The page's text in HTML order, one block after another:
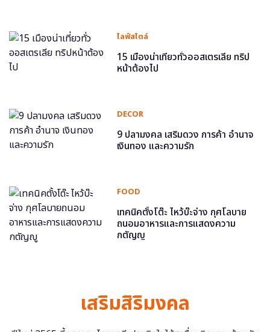
ไลฟ์สไตล์
15 เมืองน่าเที่ยวทั่วออสเตรเลีย ทริป
หน้าต้องไป
DECOR
9 ปลามงคล เสริมดวง การค้า อำนาจ
เงินทอง และความรัก
FOOD
เทคนิคตั้งโต๊ะ ไหว้บ๊ะจ่าง กุศโลบาย
ถนอมอาหารและการแสดงความ
กตัญญู
เสริมสิริมงคล